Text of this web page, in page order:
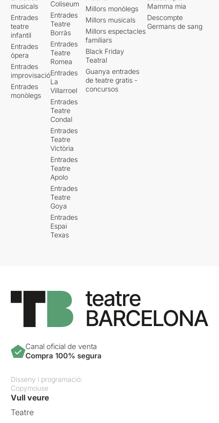
musicals
Entrades
teatre
infantil
Entrades
òpera
Entrades
improvisació
Entrades
monòlegs
Coliseum
Entrades
Teatre
Borràs
Entrades
Teatre
Romea
Entrades
La
Villarroel
Entrades
Teatre
Condal
Entrades
Teatre
Victòria
Entrades
Teatre
Apolo
Entrades
Teatre
Goya
Entrades
Espai
Texas
Millors monòlegs
Millors musicals
Millors espectacles
familiars
Black Friday
Teatral
Guanya entrades
de teatre gratis -
concursos
Mamma mia
Descompte
Germans de sang
Canal oficial de venta
Compra 100% segura
Disseny i programació:
Copymouse
Vull veure
Teatre